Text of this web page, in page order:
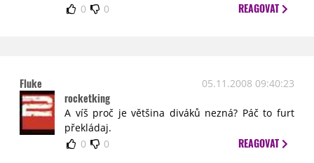
0
0 REAGOVAT
Fluke 05.11.2008 09:40:23
rocketking
A víš proč je většina diváků nezná? Páč to furt
překládaj.
0
0 REAGOVAT